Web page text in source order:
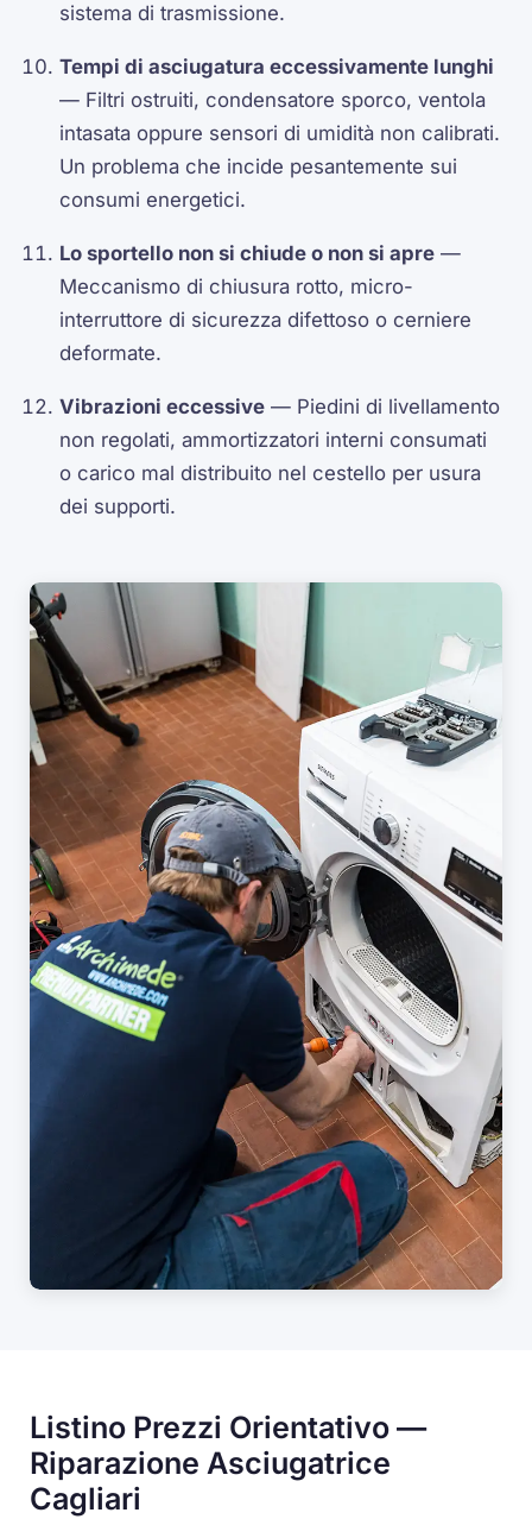
sistema di trasmissione.
Tempi di asciugatura eccessivamente lunghi
— Filtri ostruiti, condensatore sporco, ventola
intasata oppure sensori di umidità non calibrati.
Un problema che incide pesantemente sui
consumi energetici.
Lo sportello non si chiude o non si apre —
Meccanismo di chiusura rotto, micro-
interruttore di sicurezza difettoso o cerniere
deformate.
Vibrazioni eccessive — Piedini di livellamento
non regolati, ammortizzatori interni consumati
o carico mal distribuito nel cestello per usura
dei supporti.
Listino Prezzi Orientativo —
Riparazione Asciugatrice
Cagliari